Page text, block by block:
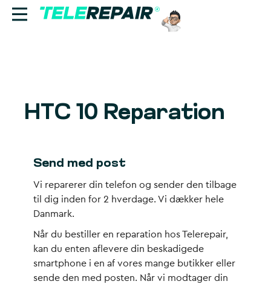
Find butik
Ring til os:
+45 70 60 55 90
HTC 10 Reparation
Send med post
Vi reparerer din telefon og sender den tilbage
til dig inden for 2 hverdage. Vi dækker hele
Danmark.
Når du bestiller en reparation hos Telerepair,
kan du enten aflevere din beskadigede
smartphone i en af vores mange butikker eller
sende den med posten. Når vi modtager din